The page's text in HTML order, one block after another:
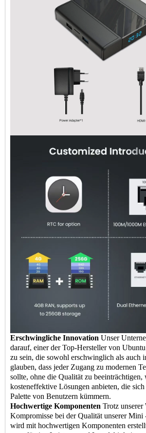
Erschwingliche Innovation Unser
darauf, einer der Top-Hersteller von
zu sein, die sowohl erschwinglich als auch
glauben, dass jeder Zugang zu modernen
sollte, ohne die Qualität zu beeinträchtigen,
kosteneffektive Lösungen anbieten, die
Palette von Benutzern kümmern.
Hochwertige Komponenten Trotz unserer
Kompromisse bei der Qualität unserer Mini
wird mit hochwertigen Komponenten